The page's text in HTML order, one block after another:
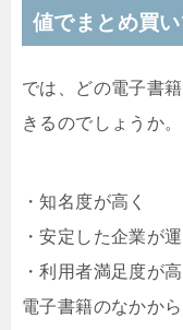
値でまとめ買
では、どの電子書
きるのでしょうか。
・知名度が高く
・安定した企業が
・利用者満足度が
電子書籍のなかか